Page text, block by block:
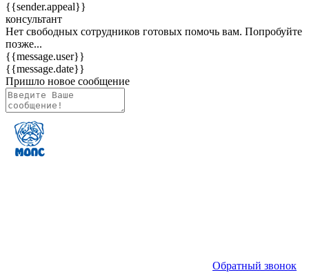
{{sender.appeal}}
консультант
Нет свободных сотрудников готовых помочь вам. Попробуйте
позже...
{{message.user}}
{{message.date}}
Пришло новое сообщение
Обратный звонок